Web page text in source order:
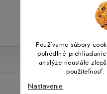
Používame súbory
pohodlné
analýze neustále
použiteľnosť.
Nastavenie